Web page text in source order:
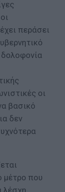
περάσει
δολοφονία
οι
βασικό
δεν
μέτρο που
λέσχη